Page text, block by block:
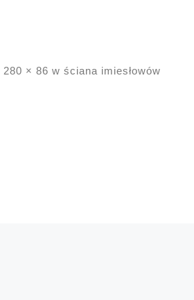
280 × 86 w ściana imiesłowów